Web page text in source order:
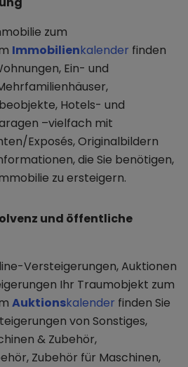
zum
Immobilienkalender finden
Ein- und
Hotels- und
–vielfach mit
Exposés, Originalbildern
die Sie benötigen,
zu ersteigern.
und öffentliche
Versteigerungen, Auktionen
Ihr Traumobjekt zum
Auktionskalender finden Sie
von Sonstiges,
& Zubehör,
Zubehör für Maschinen,